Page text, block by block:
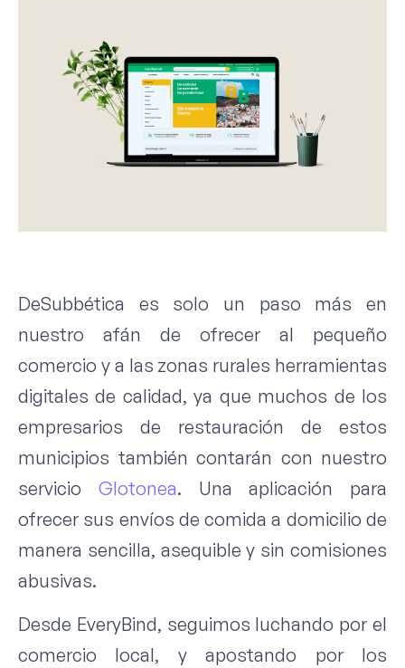
DeSubbética es solo un paso más en
nuestro afán de ofrecer al pequeño
comercio y a las zonas rurales herramientas
digitales de calidad, ya que muchos de los
empresarios de restauración de estos
municipios también contarán con nuestro
servicio Glotonea. Una aplicación para
ofrecer sus envíos de comida a domicilio de
manera sencilla, asequible y sin comisiones
abusivas.
Desde EveryBind, seguimos luchando por el
comercio local, y apostando por los